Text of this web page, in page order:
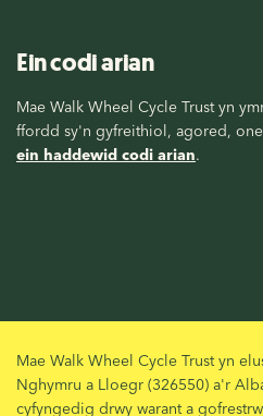
Ein codi arian
Mae Walk Wheel Cycle Trust yn
ffordd sy'n gyfreithiol, agored,
ein haddewid codi arian.
Mae Walk Wheel Cycle Trust yn
Nghymru a Lloegr (326550) a'r
cyfyngedig drwy warant a